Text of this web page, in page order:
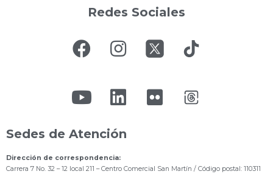
Redes Sociales
Sedes de Atención
Dirección de correspondencia:
Carrera 7 No. 32 – 12 local 211 – Centro Comercial San Martín / Código postal: 110311